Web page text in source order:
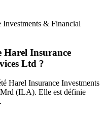
Investments & Financial
Harel Insurance
Ltd ?
Harel Insurance Investments
(ILA). Elle est définie